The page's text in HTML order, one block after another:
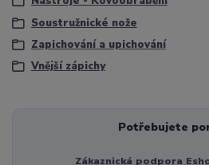
Soustružnické nože
Zapichování a upichování
Vnější zápichy
Potřebujete
Zákaznická podpora